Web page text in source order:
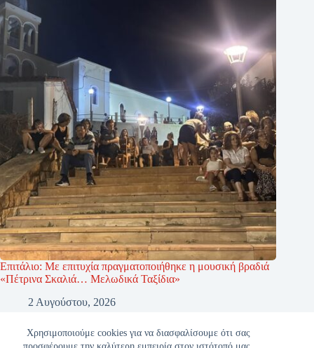
Χρησιμοποιούμε cookies για να διασφαλίσουμε ότι σας
Επιτάλιο: Με επιτυχία πραγματοποιήθηκε η μουσική βραδιά
«Πέτρινα Σκαλιά… Μελωδικά Ταξίδια»
2 Αυγούστου, 2026